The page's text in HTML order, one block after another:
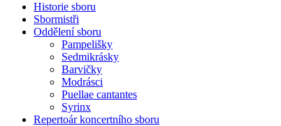
Historie sboru
Sbormistři
Oddělení sboru
Pampelišky
Sedmikrásky
Barvičky
Modrásci
Puellae cantantes
Syrinx
Repertoár koncertního sboru